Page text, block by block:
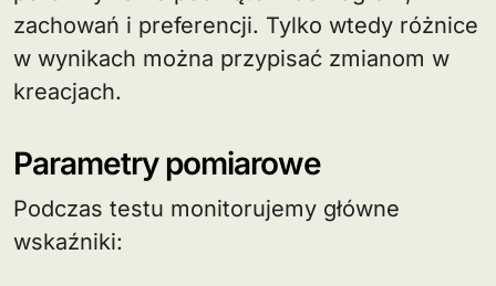
zachowań i preferencji. Tylko wtedy różnice
w wynikach można przypisać zmianom w
kreacjach.
Parametry pomiarowe
Podczas testu monitorujemy główne
wskaźniki: